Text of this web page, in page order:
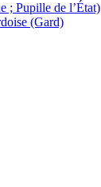
; Pupille de l’État)
(Gard)